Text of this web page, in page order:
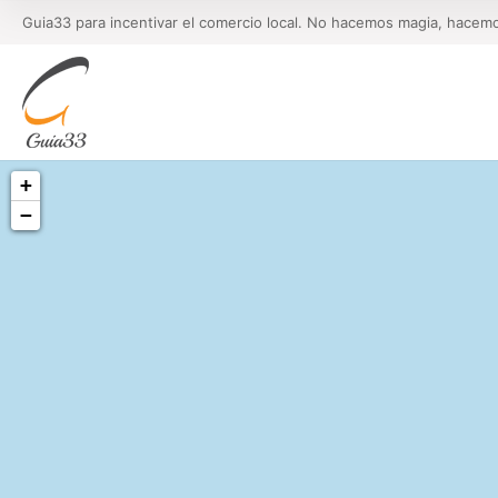
Guia33 para incentivar el comercio local. No hacemos magia,
+
−